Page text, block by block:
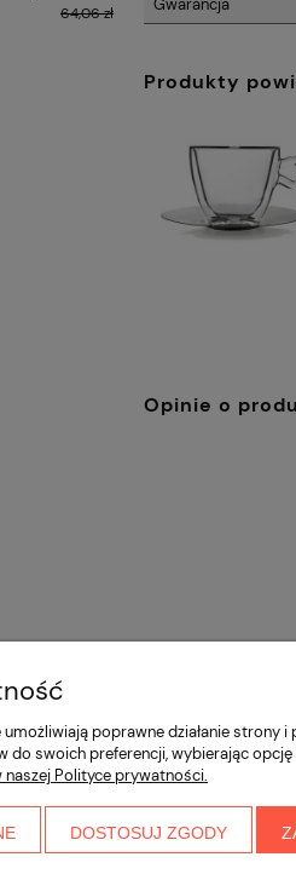
64,06 zł
Gwarancja
Produkty
Opinie o
poprawne działanie
swoich preferencji, wybierając opcję
Polityce prywatności.
DOSTOSUJ ZGODY